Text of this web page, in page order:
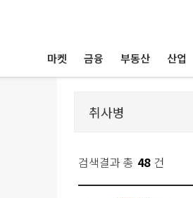
마켓 금융 부동산 산업
검색결과 총 48 건